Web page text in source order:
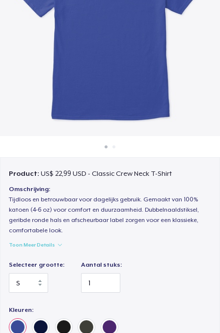
Product:US$ 22,99 USD - Classic Crew Neck T-Shirt
Omschrijving:
Tijdloos en betrouwbaar voor dagelijks gebruik. Gemaakt van 100%
katoen (4-6 oz) voor comfort en duurzaamheid. Dubbelnaaldstiksel,
geribde ronde hals en afscheurbaar label zorgen voor een klassieke,
comfortabele look.
Toon Meer Details
Selecteer grootte: Aantal stuks:
Kleuren: